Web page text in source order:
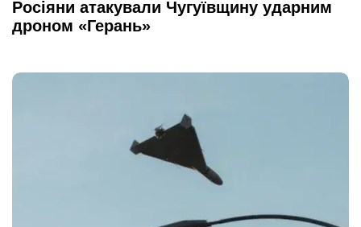
Росіяни атакували Чугуївщину ударним
дроном «Герань»